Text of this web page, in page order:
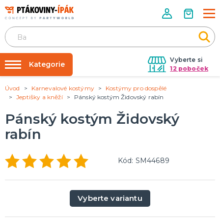
Vyberte si
12 poboček
Půjčovna kostýmů
Nafukování balónků
Prodejny
Rozvoz
Párty Blog
Kontakt
Kategorie
PÁRTY DOPLŇKY
Tématické párty
KARNEVALOVÉ KOSTÝMY
Kostýmy pro dospělé
Kostýmy pro děti
DOPLŇKY A MAKEUP
Úvod Karnevalové kostýmy
Kostýmy pro dospělé
Jeptišky a kněží
Pánský kostým Židovský rabín
Pánský kostým Židovský
rabín
Kód: SM44689
Vyberte variantu